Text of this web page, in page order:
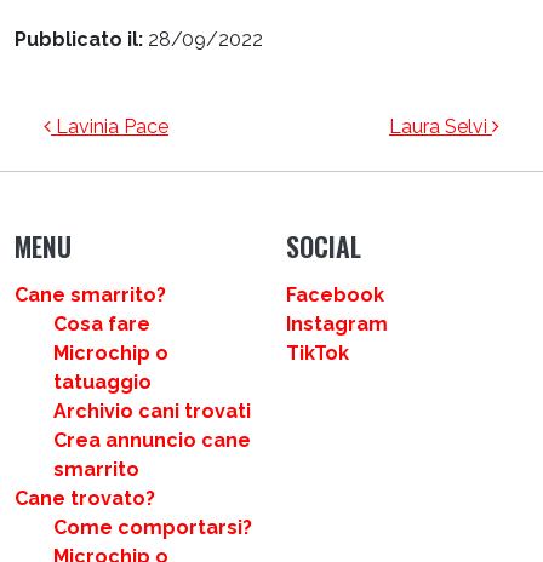
Pubblicato il: 28/09/2022
NAVIGAZIONE ARTICOLI
Lavinia Pace Laura Selvi
MENU
Cane smarrito?
Cosa fare
Microchip o
tatuaggio
Archivio cani trovati
Crea annuncio cane
smarrito
Cane trovato?
Come comportarsi?
Microchip o
SOCIAL
Facebook
Instagram
TikTok